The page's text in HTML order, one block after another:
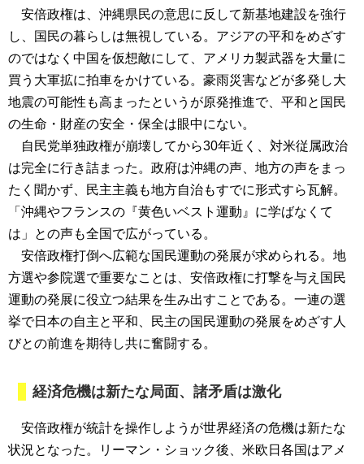
安倍政権は、沖縄県民の意思に反して新基地建設を強行
し、国民の暮らしは無視している。アジアの平和をめざす
のではなく中国を仮想敵にして、アメリカ製武器を大量に
買う大軍拡に拍車をかけている。豪雨災害などが多発し大
地震の可能性も高まったというが原発推進で、平和と国民
の生命・財産の安全・保全は眼中にない。
自民党単独政権が崩壊してから30年近く、対米従属政治
は完全に行き詰まった。政府は沖縄の声、地方の声をまっ
たく聞かず、民主主義も地方自治もすでに形式すら瓦解。
「沖縄やフランスの『黄色いベスト運動』に学ばなくて
は」との声も全国で広がっている。
安倍政権打倒へ広範な国民運動の発展が求められる。地
方選や参院選で重要なことは、安倍政権に打撃を与え国民
運動の発展に役立つ結果を生み出すことである。一連の選
挙で日本の自主と平和、民主の国民運動の発展をめざす人
びとの前進を期待し共に奮闘する。
経済危機は新たな局面、諸矛盾は激化
安倍政権が統計を操作しようが世界経済の危機は新たな
状況となった。リーマン・ショック後、米欧日各国はアメ